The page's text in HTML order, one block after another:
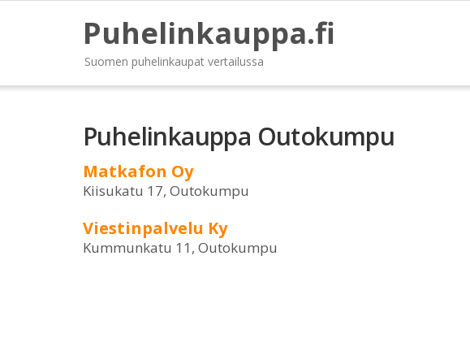
Puhelinkauppa.fi
Suomen puhelinkaupat vertailussa
Puhelinkauppa Outokumpu
Matkafon Oy
Kiisukatu 17, Outokumpu
Viestinpalvelu Ky
Kummunkatu 11, Outokumpu